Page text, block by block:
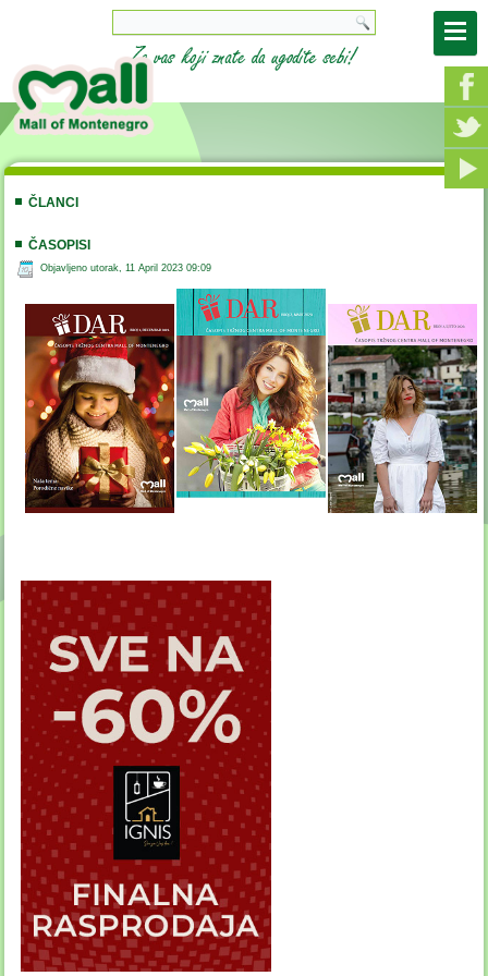
ČLANCI
ČASOPISI
Objavljeno utorak, 11 April 2023 09:09